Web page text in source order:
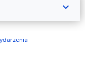
expand_more